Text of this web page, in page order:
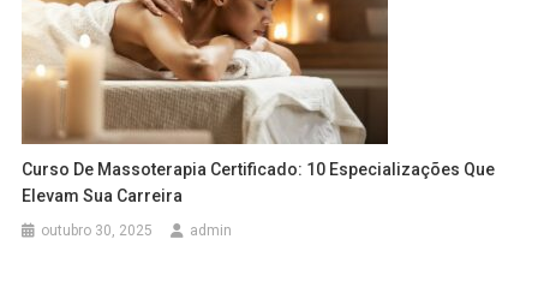
Curso De Massoterapia Certificado: 10 Especializações Que
Elevam Sua Carreira
outubro 30, 2025 admin